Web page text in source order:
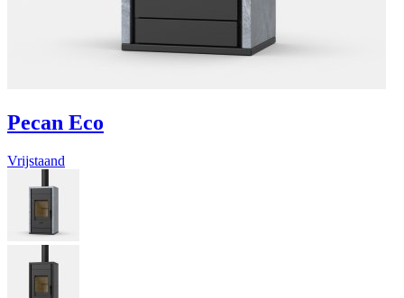
Pecan Eco
Vrijstaand